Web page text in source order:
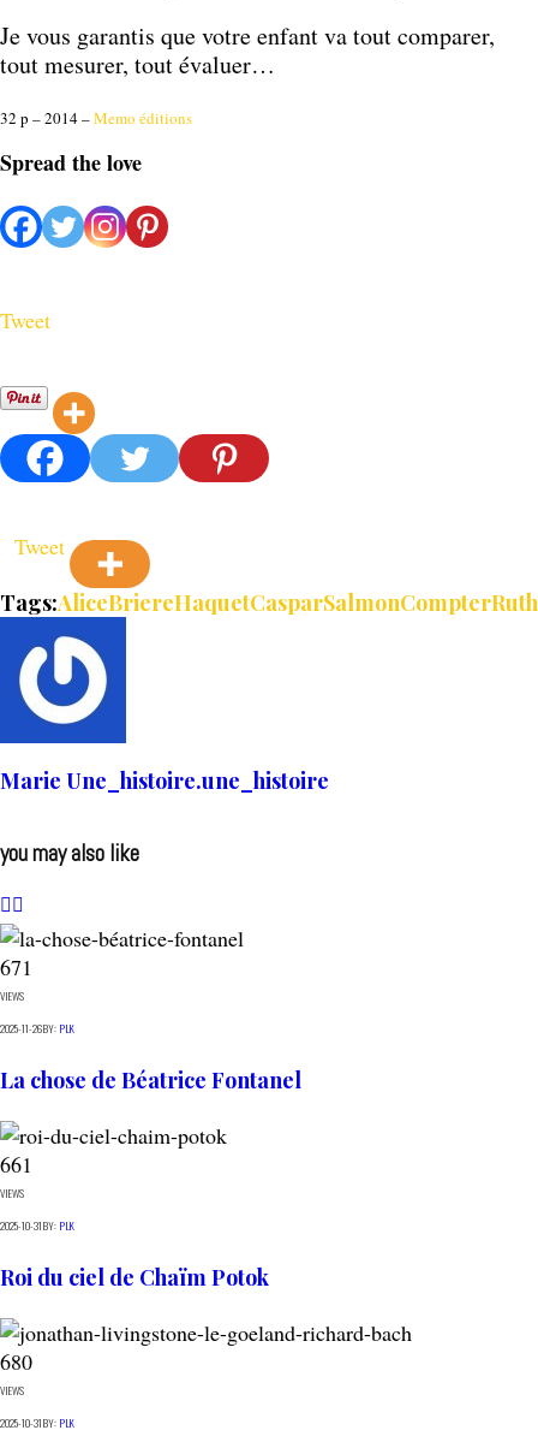
Je vous garantis que votre enfant va tout comparer,
tout mesurer, tout évaluer…
32 p – 2014 –Memo éditions
Spread the love
Tweet
Tweet
Tags:AliceBriereHaquetCasparSalmonCompter
Marie Une_histoire.une_histoire
you may also like
671
VIEWS
2025-11-26BY: PLK
La chose de Béatrice Fontanel
661
VIEWS
2025-10-31BY: PLK
Roi du ciel de Chaïm Potok
680
VIEWS
2025-10-31BY: PLK